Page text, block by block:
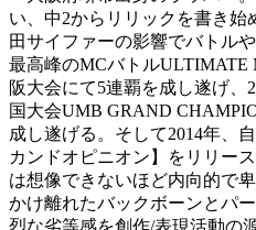
い、中2からリリックを書き
田サイファーの影響でバトル
最高峰のMCバトル
阪大会にて5連覇を成し遂げ、
国大会UMB GRAND
成し遂げる。そして2014年、
カンドオピニオン】をリリー
は想像できないほど内向的で
かけ離れたバックボーンとパ
烈な劣等感を創作/表現活動の